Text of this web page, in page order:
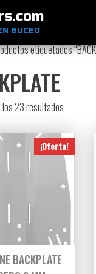
BUCEO
etiquetados
23 resultados
¡Oferta!
BACKPLATE